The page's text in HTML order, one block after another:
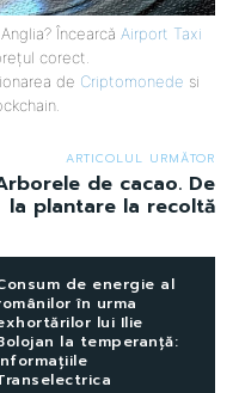
Încearcă Airport Taxi
corect.
de Criptomonede si
ARTICOLUL URMĂTOR
de cacao. De
la plantare la recoltă
de energie al
în urma
lui Ilie
la temperanță: